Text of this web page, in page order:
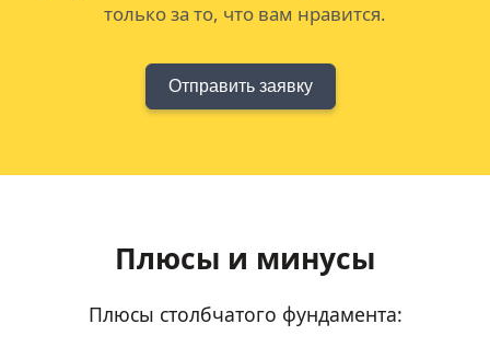
только за то, что вам нравится.
Отправить заявку
Плюсы и минусы
Плюсы столбчатого фундамента: